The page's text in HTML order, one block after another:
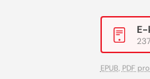
EPUB, PDF